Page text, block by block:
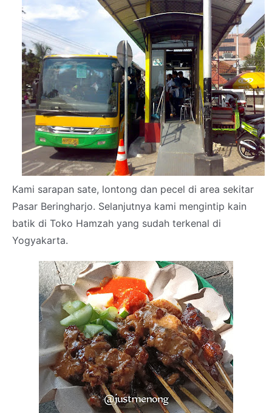
Kami sarapan sate, lontong dan pecel di area sekitar
Pasar Beringharjo. Selanjutnya kami mengintip kain
batik di Toko Hamzah yang sudah terkenal di
Yogyakarta.